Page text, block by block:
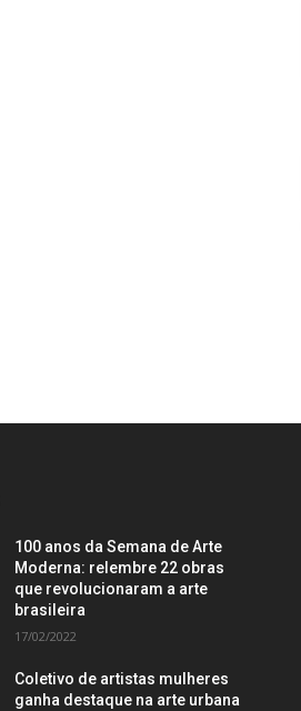
100 anos da Semana de Arte
Moderna: relembre 22 obras
que revolucionaram a arte
brasileira
17/02/2022
Coletivo de artistas mulheres
ganha destaque na arte urbana